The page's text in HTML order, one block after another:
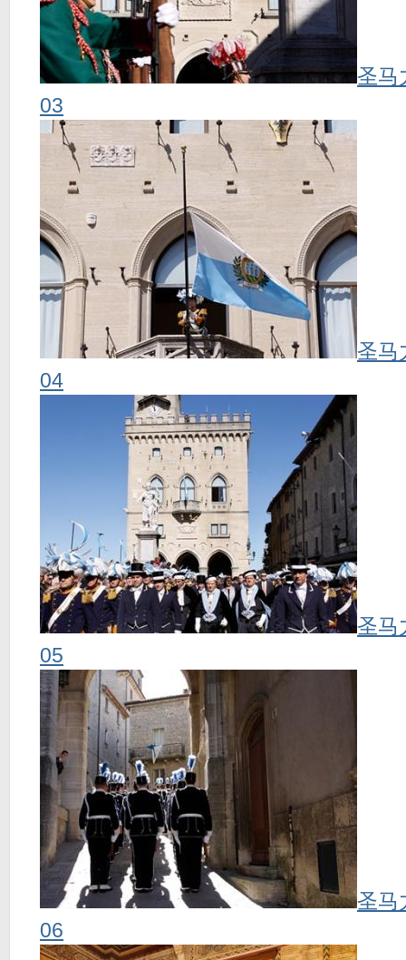
圣马
03
圣马
04
圣马
05
圣马
06